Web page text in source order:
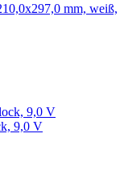
mm, weiß,
9,0 V